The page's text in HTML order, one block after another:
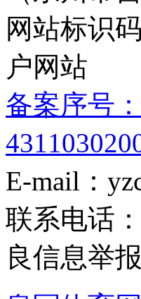
网站标识
户网站
备案序号
E-mail：
联系电话
良信息举